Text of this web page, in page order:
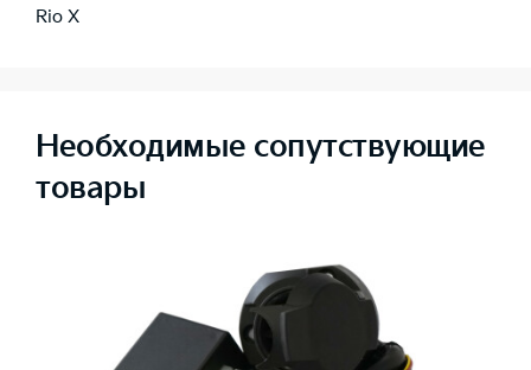
Rio X
Необходимые сопутствующие
товары